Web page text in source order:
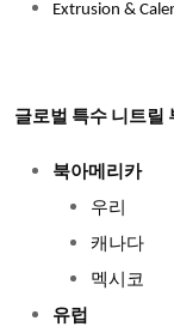
Extrusion &
글로벌 특수 니트릴
북아메리카
우리
캐나다
멕시코
유럽